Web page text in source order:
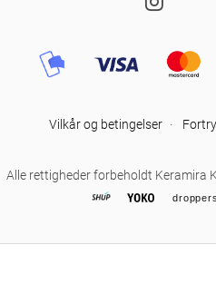
Vilkår og betingelser ·
Alle rettigheder forbeholdt Keramira
droppers